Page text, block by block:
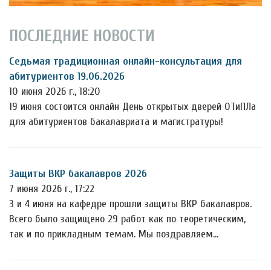
ПОСЛЕДНИЕ НОВОСТИ
Седьмая традиционная онлайн-консультация для
абитуриентов 19.06.2026
10 июня 2026 г., 18:20
19 июня состоится онлайн День открытых дверей ОТиПЛа
для абитуриентов бакалавриата и магистратуры!
Защиты ВКР бакалавров 2026
7 июня 2026 г., 17:22
3 и 4 июня на кафедре прошли защиты ВКР бакалавров.
Всего было защищено 29 работ как по теоретическим,
так и по прикладным темам. Мы поздравляем…